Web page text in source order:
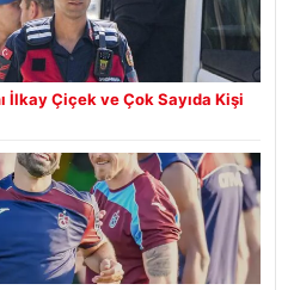
İlkay Çiçek ve Çok Sayıda Kişi